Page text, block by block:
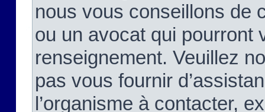
nous vous conseillons de
ou un avocat qui pourront
renseignement. Veuillez
pas vous fournir
l’organisme à contacter,